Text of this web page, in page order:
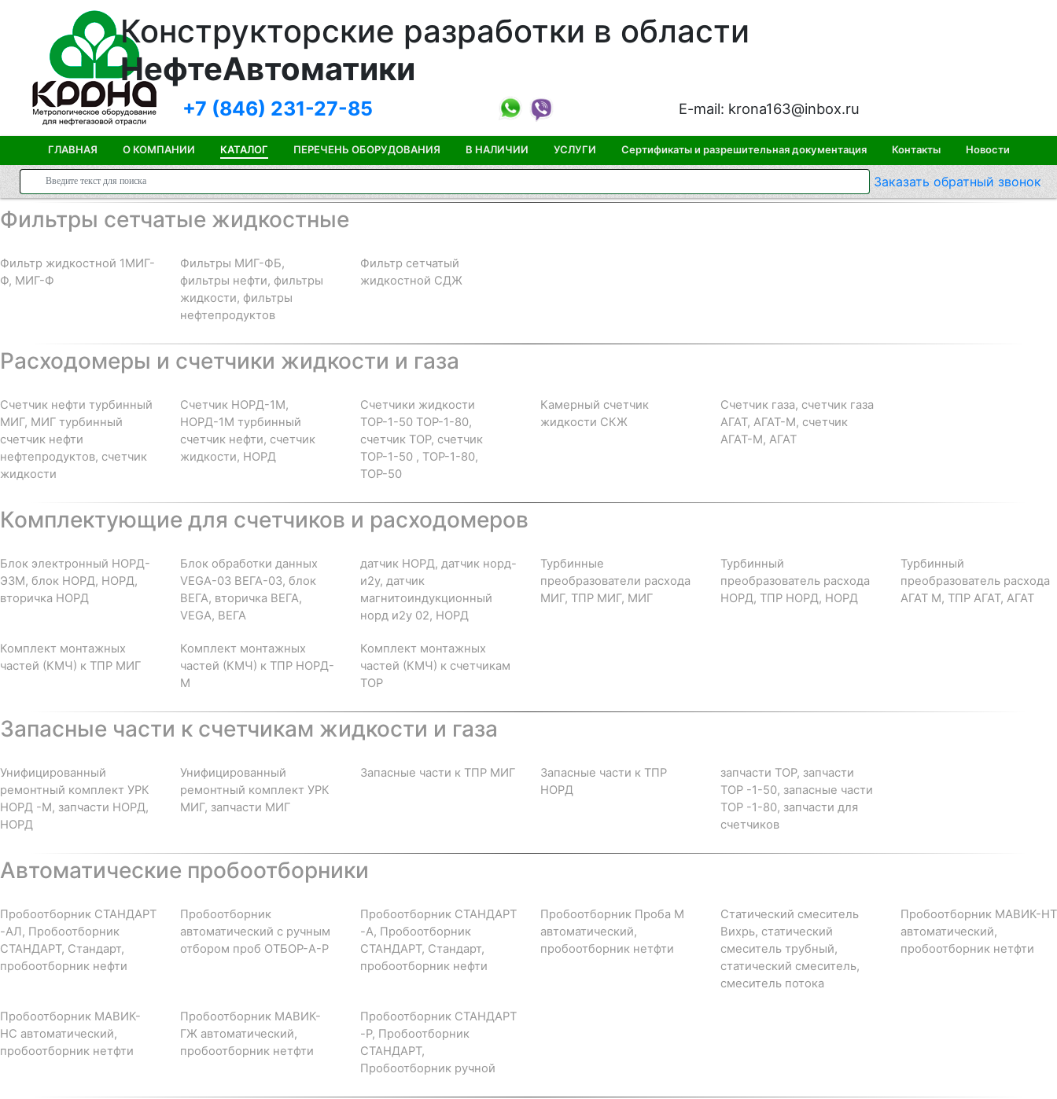
Конструкторские разработки в области
НефтеАвтоматики
+7 (846) 231-27-85 E-mail: krona163@inbox.ru
ГЛАВНАЯ О КОМПАНИИ КАТАЛОГ ПЕРЕЧЕНЬ ОБОРУДОВАНИЯ В НАЛИЧИИ УСЛУГИ Сертификаты и разрешительная документация Контакты Новости
Заказать обратный звонок
Фильтры сетчатые жидкостные
Фильтр жидкостной 1МИГ-
Ф, МИГ-Ф
Фильтры МИГ-ФБ,
фильтры нефти, фильтры
жидкости, фильтры
нефтепродуктов
Фильтр сетчатый
жидкостной СДЖ
Расходомеры и счетчики жидкости и газа
Счетчик нефти турбинный
МИГ, МИГ турбинный
счетчик нефти
нефтепродуктов, счетчик
жидкости
Счетчик НОРД-1М,
НОРД-1М турбинный
счетчик нефти, счетчик
жидкости, НОРД
Счетчики жидкости
ТОР-1-50 ТОР-1-80,
счетчик ТОР, счетчик
ТОР-1-50 , ТОР-1-80,
ТОР-50
Камерный счетчик
жидкости СКЖ
Счетчик газа, счетчик газа
АГАТ, АГАТ-М, счетчик
АГАТ-М, АГАТ
Комплектующие для счетчиков и расходомеров
Блок электронный НОРД-
Э3М, блок НОРД, НОРД,
вторичка НОРД
Блок обработки данных
VEGA-03 ВЕГА-03, блок
ВЕГА, вторичка ВЕГА,
VEGA, ВЕГА
датчик НОРД, датчик норд-
и2у, датчик
магнитоиндукционный
норд и2у 02, НОРД
Турбинные
преобразователи расхода
МИГ, ТПР МИГ, МИГ
Турбинный
преобразователь расхода
НОРД, ТПР НОРД, НОРД
Турбинный
преобразователь расхода
АГАТ М, ТПР АГАТ, АГАТ
Комплект монтажных
частей (КМЧ) к ТПР МИГ
Комплект монтажных
частей (КМЧ) к ТПР НОРД-
М
Комплект монтажных
частей (КМЧ) к счетчикам
ТОР
Запасные части к счетчикам жидкости и газа
Унифицированный
ремонтный комплект УРК
НОРД -М, запчасти НОРД,
НОРД
Унифицированный
ремонтный комплект УРК
МИГ, запчасти МИГ
Запасные части к ТПР МИГ
Запасные части к ТПР
НОРД
запчасти ТОР, запчасти
ТОР -1-50, запасные части
ТОР -1-80, запчасти для
счетчиков
Автоматические пробоотборники
Пробоотборник СТАНДАРТ
-АЛ, Пробоотборник
СТАНДАРТ, Стандарт,
пробоотборник нефти
Пробоотборник
автоматический с ручным
отбором проб ОТБОР-А-Р
Пробоотборник СТАНДАРТ
-А, Пробоотборник
СТАНДАРТ, Стандарт,
пробоотборник нефти
Пробоотборник Проба М
автоматический,
пробоотборник нетфти
Статический смеситель
Вихрь, статический
смеситель трубный,
статический смеситель,
смеситель потока
Пробоотборник МАВИК-НТ
автоматический,
пробоотборник нетфти
Пробоотборник МАВИК-
НС автоматический,
пробоотборник нетфти
Пробоотборник МАВИК-
ГЖ автоматический,
пробоотборник нетфти
Пробоотборник СТАНДАРТ
-Р, Пробоотборник
СТАНДАРТ,
Пробоотборник ручной